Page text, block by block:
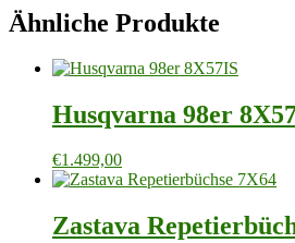
Ähnliche Produkte
Husqvarna 98er
€1.499,00
Zastava